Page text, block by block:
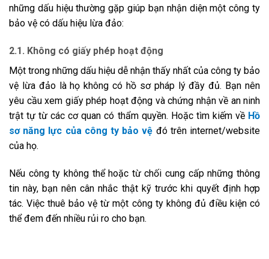
những dấu hiệu thường gặp giúp bạn nhận diện một công ty
bảo vệ có dấu hiệu lừa đảo:
2.1. Không có giấy phép hoạt động
Một trong những dấu hiệu dễ nhận thấy nhất của công ty bảo
vệ lừa đảo là họ không có hồ sơ pháp lý đầy đủ. Bạn nên
yêu cầu xem giấy phép hoạt động và chứng nhận về an ninh
trật tự từ các cơ quan có thẩm quyền. Hoặc tìm kiếm về Hồ
sơ năng lực của công ty bảo vệ đó trên internet/website
của họ.
Nếu công ty không thể hoặc từ chối cung cấp những thông
tin này, bạn nên cân nhắc thật kỹ trước khi quyết định hợp
tác. Việc thuê bảo vệ từ một công ty không đủ điều kiện có
thể đem đến nhiều rủi ro cho bạn.